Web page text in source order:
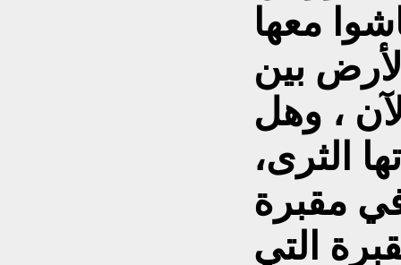
معها
بين
، وهل
الثرى،
مقبرة
التي